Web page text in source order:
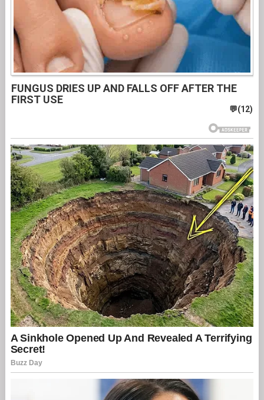
FUNGUS DRIES UP AND FALLS OFF AFTER THE
FIRST USE